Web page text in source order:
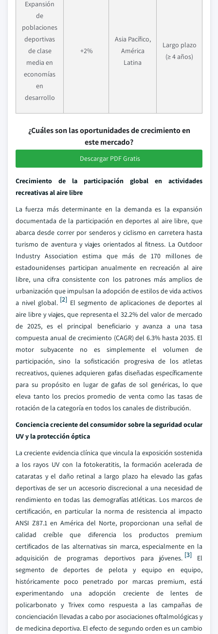
Expansión
de
poblaciones
deportivas
de clase
media en
economías
en
desarrollo
+2%
Asia Pacífico,
América
Latina
Largo plazo
(≥ 4 años)
¿Cuáles son las oportunidades de crecimiento en
este mercado?
Descargar PDF Gratis
Crecimiento de la participación global en actividades
recreativas al aire libre
La fuerza más determinante en la demanda es la expansión
documentada de la participación en deportes al aire libre, que
abarca desde correr por senderos y ciclismo en carretera hasta
turismo de aventura y viajes orientados al fitness. La Outdoor
Industry Association estima que más de 170 millones de
estadounidenses participan anualmente en recreación al aire
libre, una cifra consistente con los patrones más amplios de
urbanización que impulsan la adopción de estilos de vida activos
a nivel global. [2] El segmento de aplicaciones de deportes al
aire libre y viajes, que representa el 32.2% del valor de mercado
de 2025, es el principal beneficiario y avanza a una tasa
compuesta anual de crecimiento (CAGR) del 6.3% hasta 2035. El
motor subyacente no es simplemente el volumen de
participación, sino la sofisticación progresiva de los atletas
recreativos, quienes adquieren gafas diseñadas específicamente
para su propósito en lugar de gafas de sol genéricas, lo que
eleva tanto los precios promedio de venta como las tasas de
rotación de la categoría en todos los canales de distribución.
Conciencia creciente del consumidor sobre la seguridad ocular
UV y la protección óptica
La creciente evidencia clínica que vincula la exposición sostenida
a los rayos UV con la fotokeratitis, la formación acelerada de
cataratas y el daño retinal a largo plazo ha elevado las gafas
deportivas de ser un accesorio discrecional a una necesidad de
rendimiento en todas las demografías atléticas. Los marcos de
certificación, en particular la norma de resistencia al impacto
ANSI Z87.1 en América del Norte, proporcionan una señal de
calidad creíble que diferencia los productos premium
certificados de las alternativas sin marca, especialmente en la
adquisición de programas deportivos para jóvenes. [3]El
segmento de deportes de pelota y equipo en equipo,
históricamente poco penetrado por marcas premium, está
experimentando una adopción creciente de lentes de
policarbonato y Trivex como respuesta a las campañas de
concienciación llevadas a cabo por asociaciones oftalmológicas y
de medicina deportiva. El efecto de segundo orden es un cambio